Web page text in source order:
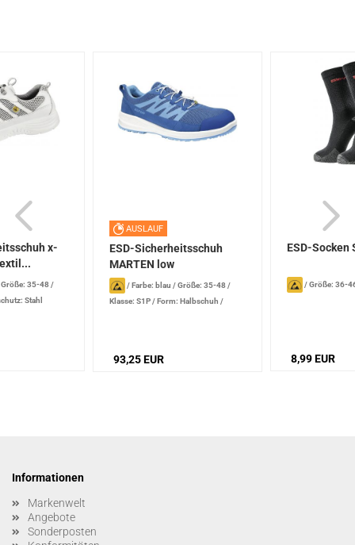
x-
Größe: 35-48/
Stahl
AUSLAUF
ESD-Sicherheitsschuh
MARTEN low
/Farbe: blau /Größe: 35-48/
Klasse: S1P/ Form: Halbschuh /
93,25 EUR
ESD-Socken
/Größe: 36-
8,99 EUR
Informationen
Markenwelt
Angebote
Sonderposten